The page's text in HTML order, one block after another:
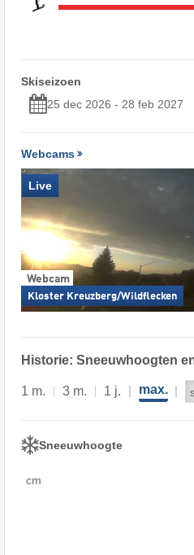
Skiseizoen
25 dec 2026 - 28 feb 2027
Webcams
Webcam
Kloster Kreuzberg/Wildflecken
Live
Historie: Sneeuwhoogten
1 m. 3 m. 1 j. max.
Sneeuwhoogte
cm